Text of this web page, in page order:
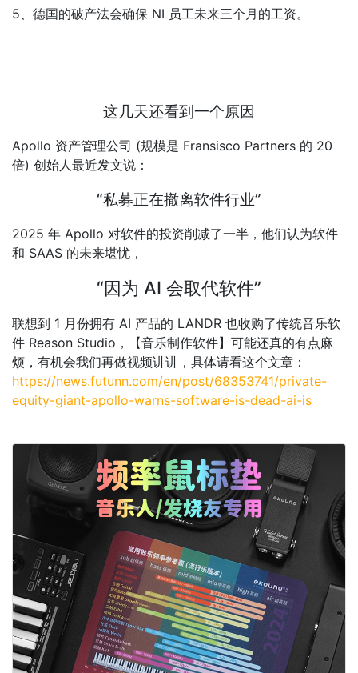
5、德国的破产法会确保 NI 员工未来三个月的工资。
这几天还看到一个原因
Apollo 资产管理公司 (规模是 Fransisco Partners 的 20
倍) 创始人最近发文说：
“私募正在撤离软件行业”
2025 年 Apollo 对软件的投资削减了一半，他们认为软件
和 SAAS 的未来堪忧，
“因为 AI 会取代软件”
联想到 1 月份拥有 AI 产品的 LANDR 也收购了传统音乐软
件 Reason Studio，【音乐制作软件】可能还真的有点麻
烦，有机会我们再做视频讲讲，具体请看这个文章：
https://news.futunn.com/en/post/68353741/private-
equity-giant-apollo-warns-software-is-dead-ai-is